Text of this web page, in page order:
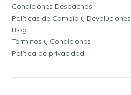
Condiciones Despachos
Políticas de Cambio y Devoluciones
Blog
Términos y Condiciones
Política de privacidad